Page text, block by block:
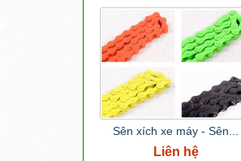
Sên xích xe máy - Sên...
Liên hệ